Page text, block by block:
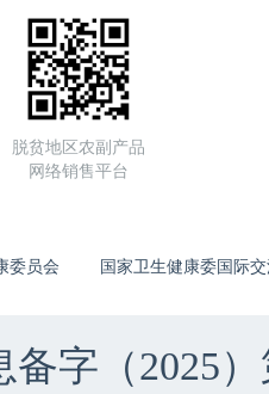
脱贫地区农副产品
网络销售平台
委员会 国家卫生健康委国际
备字（2025